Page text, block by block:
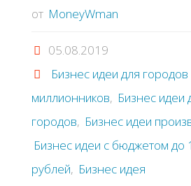
от MoneyWman
05.08.2019
Бизнес идеи для городов
миллионников, Бизнес идеи
городов, Бизнес идеи
Бизнес идеи с бюджетом до
рублей, Бизнес идея